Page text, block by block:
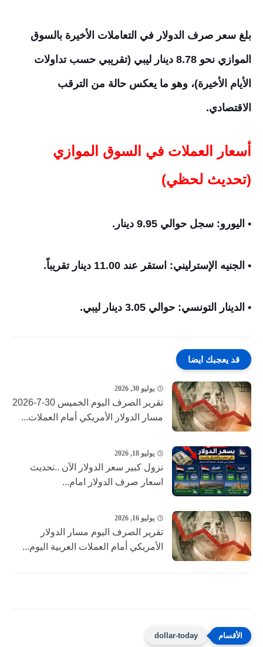
بلغ سعر صرف الدولار في التعاملات الأخيرة بالسوق
الموازي نحو 8.78 دينار ليبي (تقريبي حسب تداولات
الأيام الأخيرة)، وهو ما يعكس حالة من الترقب
الاقتصادي.
أسعار العملات في السوق الموازي
(تحديث لحظي)
• اليورو: سجل حوالي 9.95 دينار.
• الجنيه الإسترليني: استقر عند 11.00 دينار تقريباً.
• الدينار التونسي: حوالي 3.05 دينار ليبي.
قد يعجبك ايضا
يوليو 30, 2026
تقرير الصرف اليوم الخميس 30-7-2026
مسار الدولار الأمريكي أمام العملات...
يوليو 18, 2026
نزول كبير ‎سعر الدولار الآن ..تحديث
اسعار صرف الدولار امام...
يوليو 16, 2026
تقرير الصرف اليوم مسار الدولار
الأمريكي أمام العملات العربية اليوم...
dollar-today